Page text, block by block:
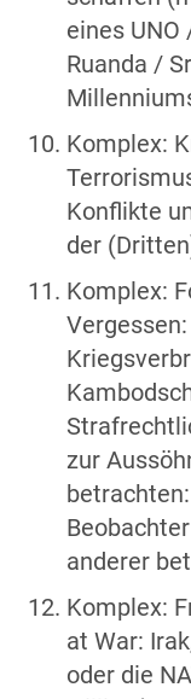
eines UNO
Ruanda /
Komplex:
Konflikte
der
Komplex:
zur
anderer
Komplex:
at War:
oder die